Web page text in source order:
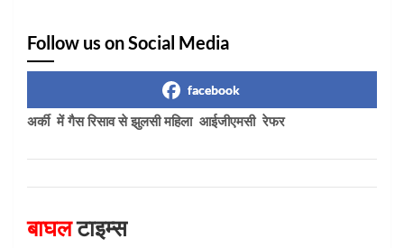
Follow us on Social Media
facebook
अर्की में गैस रिसाव से झुलसी महिला आईजीएमसी रेफर
बाघलटाइम्स